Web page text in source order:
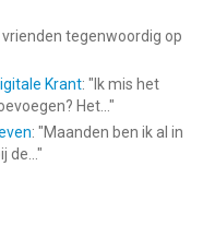
vrienden tegenwoordig op
Krant: " Ik mis het
Het... "
: "Maanden ben ik al in
"